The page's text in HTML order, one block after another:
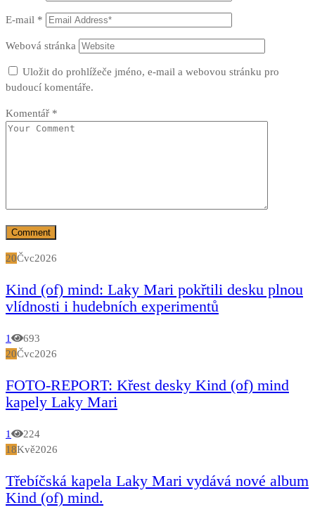
E-mail *
Webová stránka
Uložit do prohlížeče jméno, e-mail a webovou stránku pro
budoucí komentáře.
Komentář *
20Čvc2026
Kind (of) mind: Laky Mari pokřtili desku plnou
vlídnosti i hudebních experimentů
1
693
20Čvc2026
FOTO-REPORT: Křest desky Kind (of) mind
kapely Laky Mari
1
224
18Kvě2026
Třebíčská kapela Laky Mari vydává nové album
Kind (of) mind.